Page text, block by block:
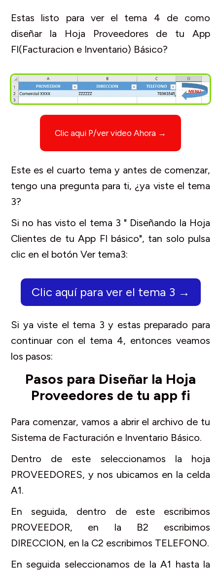
Estas listo para ver el tema 4 de como
diseñar la Hoja Proveedores de tu App
FI(Facturacion e Inventario) Básico?
Clic aqui P/ver video Ahora →
Este es el cuarto tema y antes de comenzar,
tengo una pregunta para ti, ¿ya viste el tema
3?
Si no has visto el tema 3 " Diseñando la Hoja
Clientes de tu App FI básico", tan solo pulsa
clic en el botón Ver tema3:
Clic aquí para ver el tema 3 →
Si ya viste el tema 3 y estas preparado para
continuar con el tema 4, entonces veamos
los pasos:
Pasos para Diseñar la Hoja
Proveedores de tu app fi
Para comenzar, vamos a abrir el archivo de tu
Sistema de Facturación e Inventario Básico.
Dentro de este seleccionamos la hoja
PROVEEDORES, y nos ubicamos en la celda
A1.
En seguida, dentro de este escribimos
PROVEEDOR, en la B2 escribimos
DIRECCION, en la C2 escribimos TELEFONO.
En seguida seleccionamos de la A1 hasta la